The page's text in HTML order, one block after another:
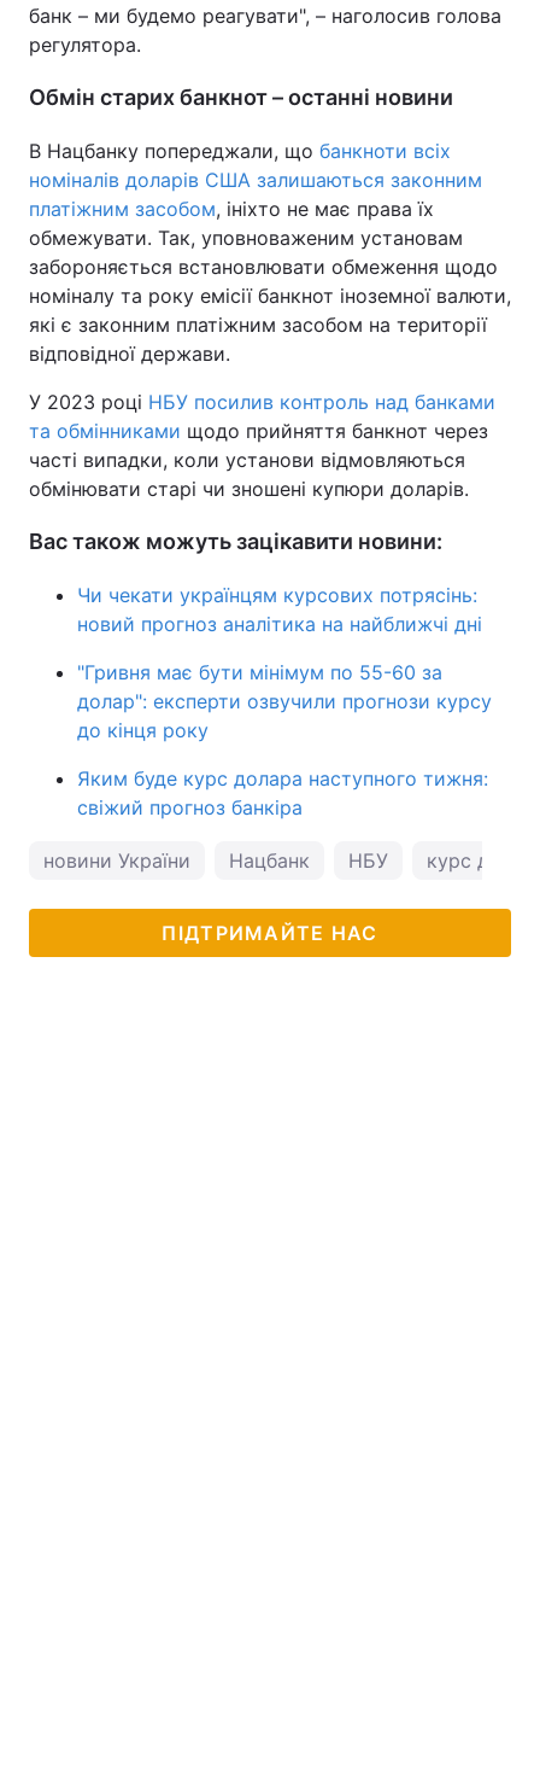
банк – ми будемо реагувати", – наголосив голова
регулятора.
Обмін старих банкнот – останні новини
В Нацбанку попереджали, що банкноти всіх
номіналів доларів США залишаються законним
платіжним засобом, ініхто не має права їх
обмежувати. Так, уповноваженим установам
забороняється встановлювати обмеження щодо
номіналу та року емісії банкнот іноземної валюти,
які є законним платіжним засобом на території
відповідної держави.
У 2023 році НБУ посилив контроль над банками
та обмінниками щодо прийняття банкнот через
часті випадки, коли установи відмовляються
обмінювати старі чи зношені купюри доларів.
Вас також можуть зацікавити новини:
Чи чекати українцям курсових потрясінь:
новий прогноз аналітика на найближчі дні
"Гривня має бути мінімум по 55-60 за
долар": експерти озвучили прогнози курсу
до кінця року
Яким буде курс долара наступного тижня:
свіжий прогноз банкіра
новини України Нацбанк НБУ курс
ПІДТРИМАЙТЕ НАС